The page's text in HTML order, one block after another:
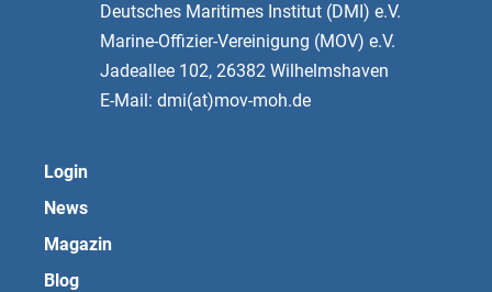
Deutsches Maritimes Institut (DMI) e.V.
Marine-Offizier-Vereinigung (MOV) e.V.
Jadeallee 102, 26382 Wilhelmshaven
E-Mail: dmi(at)mov-moh.de
Login
News
Magazin
Blog